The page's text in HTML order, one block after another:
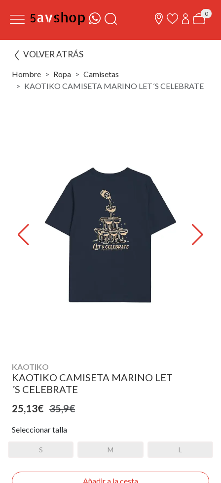
0
VOLVER ATRÁS
Hombre Ropa
Camisetas
KAOTIKO CAMISETA MARINO LET´S CELEBRATE
KAOTIKO
KAOTIKO CAMISETA MARINO LET
´S CELEBRATE
25,13€ 35,9€
Seleccionar talla
S M L